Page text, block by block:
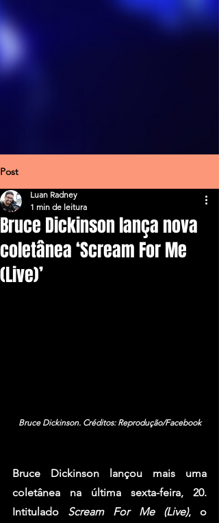
Post
Bruce Dickinson lança nova
coletânea ‘Scream For Me
(Live)’
Luan Radney
1 min de leitura
Bruce Dickinson. Créditos: Reprodução/Facebook
Bruce Dickinson lançou mais uma
coletânea na última sexta-feira, 20.
Intitulado Scream For Me (Live), o